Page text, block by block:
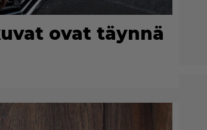
ovat täynnä